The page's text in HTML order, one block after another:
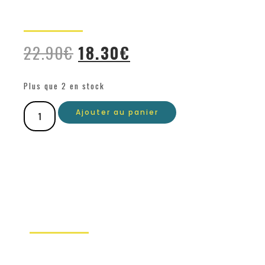
22.90€ 18.30€
Plus que 2 en stock
Ajouter au panier